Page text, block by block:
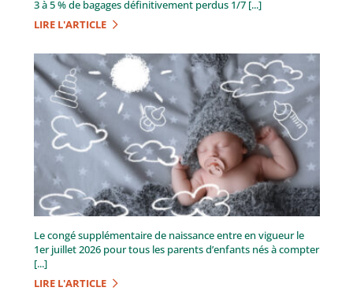
3 à 5 % de bagages définitivement perdus 1/7 [...]
LIRE L'ARTICLE
Le congé supplémentaire de naissance entre en vigueur le
1er juillet 2026 pour tous les parents d’enfants nés à compter
[...]
LIRE L'ARTICLE